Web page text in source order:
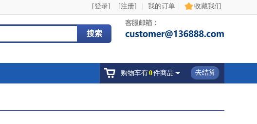
[登录] [注册] 我的订单 收藏我们
搜索
购物车有0件商品 去结算